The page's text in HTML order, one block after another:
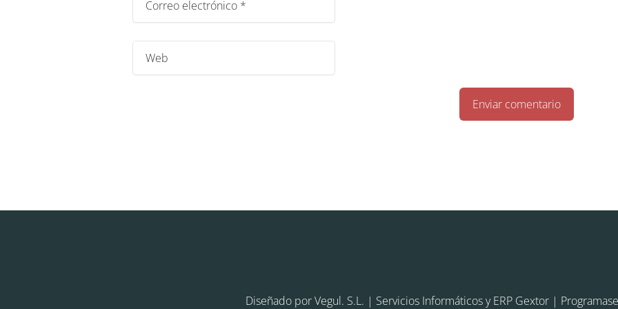
Diseñado porVegul. S.L. | Servicios Informáticos y ERP Gextor |